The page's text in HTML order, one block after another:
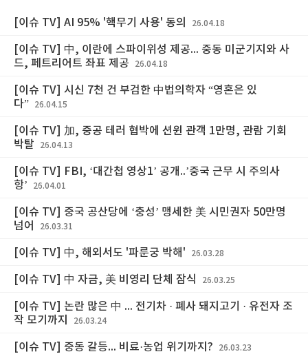
[이슈 TV] AI 95% '핵무기 사용' 동의 26.04.18
[이슈 TV] 中, 이란에 스파이위성 제공... 중동 미군기지와 사
드, 페트리어트 좌표 제공
26.04.18
[이슈 TV] 시신 7천 건 부검한 中법의학자 “영혼은 있
다”
26.04.15
[이슈 TV] 加, 중공 테러 협박에 션윈 관객 1만명, 관람 기회
박탈
26.04.13
[이슈 TV] FBI, ‘대간첩 영상1’ 공개..’중국 근무 시 주의사
항’
26.04.01
[이슈 TV] 중국 공산당에 ‘충성’ 맹세한 美 시민권자 50만명
넘어
26.03.31
[이슈 TV] 中, 해외서도 '파룬궁 박해' 26.03.28
[이슈 TV] 中 자금, 美 비영리 단체 잠식 26.03.25
[이슈 TV] 논란 많은 中 ... 전기차 · 폐사 돼지고기 · 유전자 조
작 모기까지
26.03.24
[이슈 TV] 중동 갈등... 비료·농업 위기까지? 26.03.23